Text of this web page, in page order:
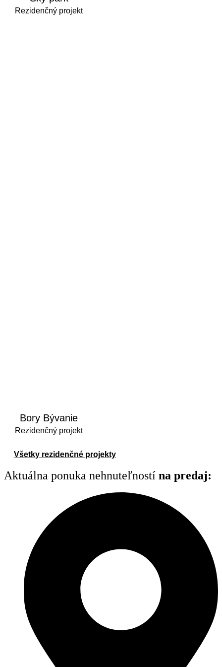
Rezidenčný projekt
Bory Bývanie
Rezidenčný projekt
Všetky rezidenčné projekty
Aktuálna ponuka nehnuteľností na predaj: